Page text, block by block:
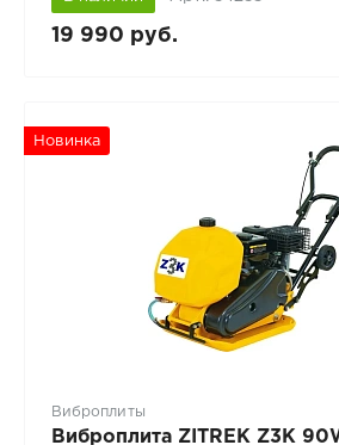
19 990 руб.
Новинка
Виброплиты
Виброплита ZITREK Z3K